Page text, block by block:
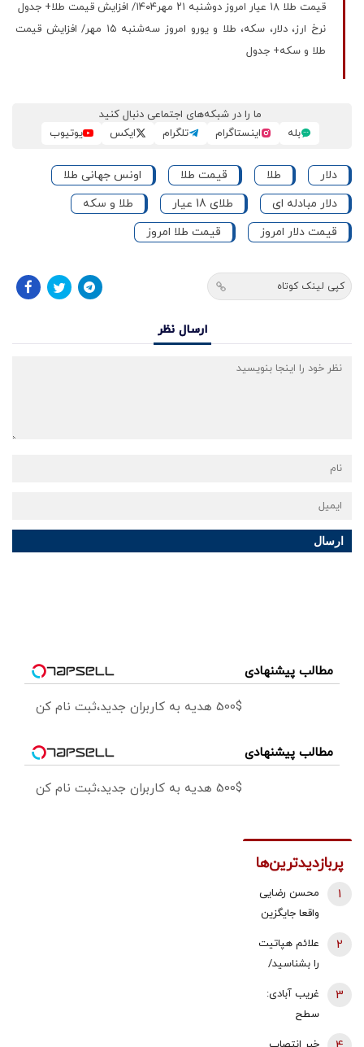
قیمت طلا ۱۸ عیار امروز دوشنبه ۲۱ مهر۱۴۰۴/ افزایش قیمت طلا+ جدول
نرخ ارز، دلار، سکه، طلا و یورو امروز سه‌شنبه ۱۵ مهر/ افزایش قیمت
طلا و سکه+ جدول
ما را در شبکه‌های اجتماعی دنبال کنید
بله
اینستاگرام تلگرام ایکس یوتیوب
دلار طلا قیمت طلا
اونس جهانی طلا
دلار مبادله ای
طلای 18 عیار
طلا و سکه
قیمت دلار امروز
قیمت طلا امروز
کپی لینک کوتاه
ارسال نظر
ارسال
مطالب پیشنهادی
500$ هدیه به کاربران جدید،ثبت نام کن
مطالب پیشنهادی
500$ هدیه به کاربران جدید،ثبت نام کن
پربازدیدترین‌ها
محسن رضایی
واقعا جایگزین
شورای عالی
امنیت ملی
شده است؟
1
علائم هپاتیت
را بشناسید/
پیشرفت
بیماری بر
2
غریب آبادی:
سطح
3